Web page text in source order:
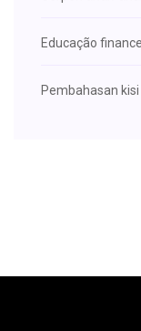
Educação
Pembahasan